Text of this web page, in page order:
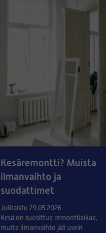
Kesäremontti? Muista
ilmanvaihto ja
suodattimet
Julkaistu 29.05.2026
Kesä on suosittua remonttiaikaa,
mutta ilmanvaihto jää usein